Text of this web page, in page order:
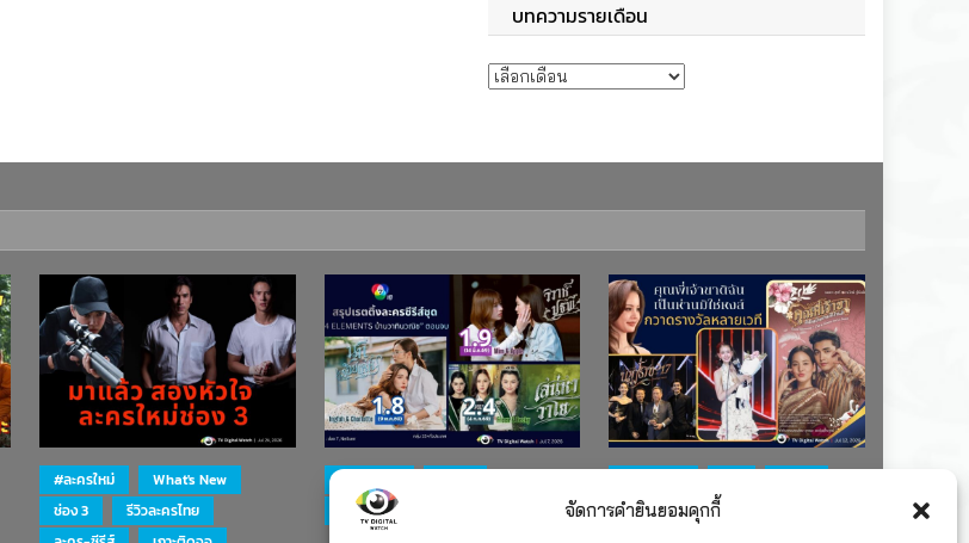
จัดการคำยินยอมคุกกี้
บทความรายเดือน
บทความรายเดือน
#ละครใหม่
What's New
ช่อง 3
รีวิวละครไทย
ละคร-ซีรีส์
รางวัล
ละคร-ซีรีส์